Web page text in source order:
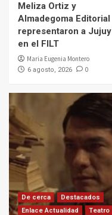
Meliza Ortiz y
Almadegoma Editorial
representaron a Jujuy
en el FILT
Maria Eugenia Montero
6 agosto, 2026 0
De cerca
Destacados
Enlace Actualidad
Teatro